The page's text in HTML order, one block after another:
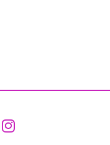
Aceder ao
Aceder ao